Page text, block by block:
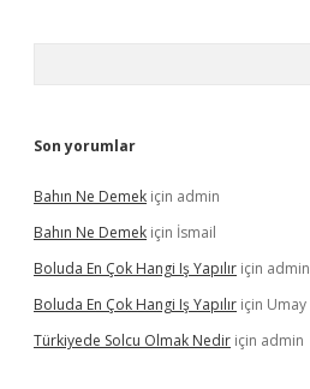
Son yorumlar
Bahın Ne Demek için admin
Bahın Ne Demek için İsmail
Boluda En Çok Hangi Iş Yapılır için admin
Boluda En Çok Hangi Iş Yapılır için Umay
Türkiyede Solcu Olmak Nedir için admin